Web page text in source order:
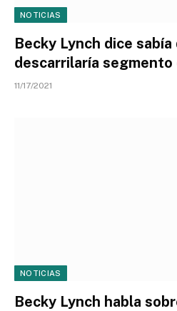
NOTICIAS
Becky Lynch dice
descarrilaría segmento
11/17/2021
NOTICIAS
Becky Lynch habla